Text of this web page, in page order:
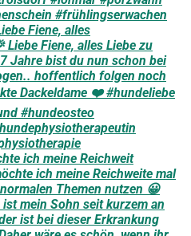
Fiene, alles
ich meine Reichweit